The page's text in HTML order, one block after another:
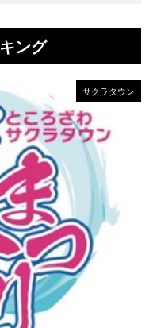
ング
サクラタウン